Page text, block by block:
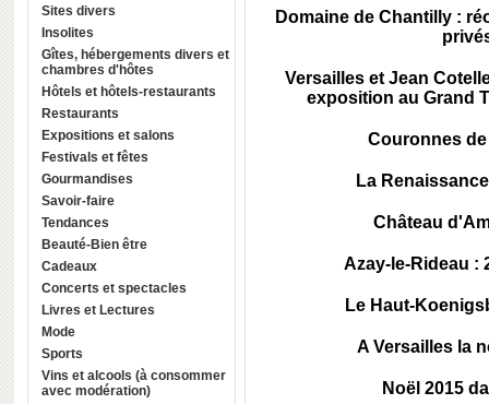
Sites divers
Insolites
Gîtes, hébergements divers et
chambres d'hôtes
Hôtels et hôtels-restaurants
Restaurants
Expositions et salons
Festivals et fêtes
Gourmandises
Savoir-faire
Tendances
Beauté-Bien être
Cadeaux
Concerts et spectacles
Livres et Lectures
Mode
Sports
Vins et alcools (à consommer
avec modération)
Domaine de Chantilly :
Versailles et Jean
exposition au Grand
Couronnes
La
Château
Azay-le-Rideau :
Le Haut-
A Versailles la
Noël 2015